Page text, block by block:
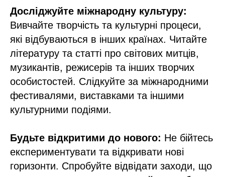
Досліджуйте міжнародну культуру:
Вивчайте творчість та культурні процеси,
які відбуваються в інших країнах. Читайте
літературу та статті про світових митців,
музикантів, режисерів та інших творчих
особистостей. Слідкуйте за міжнародними
фестивалями, виставками та іншими
культурними подіями.
Будьте відкритими до нового: Не бійтесь
експериментувати та відкривати нові
горизонти. Спробуйте відвідати заходи, що